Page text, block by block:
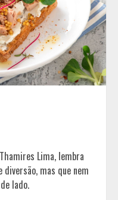
Lima, lembra
diversão, mas que nem
lado.